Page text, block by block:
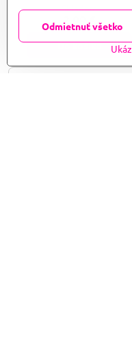
spôsob, ako zdesaťnásobiť
svojich prianí a zámerov, alebo
túžiš po dokonalom
ktorý vnesie čistý poriadok
tvojho domova i duše? Krištáľ
kráľom minerálov a čistým
Skladom
2,99 €
Do košíka
Odmietnuť všetko